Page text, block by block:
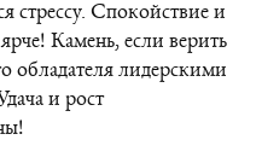
стрессу. Спокойствие и
Камень, если верить
обладателя лидерскими
и рост